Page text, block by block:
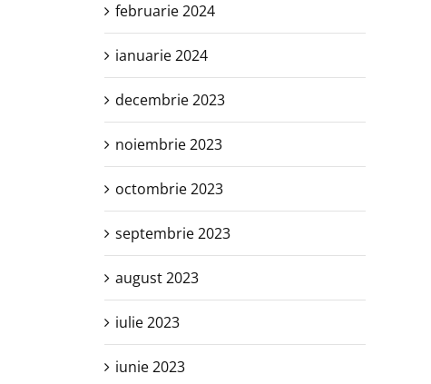
februarie 2024
ianuarie 2024
decembrie 2023
noiembrie 2023
octombrie 2023
septembrie 2023
august 2023
iulie 2023
iunie 2023